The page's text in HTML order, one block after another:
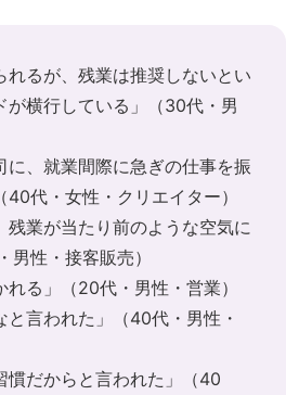
れるが、残業は推奨しないとい
が横行している」（30代・男
に、就業間際に急ぎの仕事を振
代・女性・クリエイター）
残業が当たり前のような空気に
性・接客販売）
れる」（20代・男性・営業）
と言われた」（40代・男性・
慣だからと言われた」（40